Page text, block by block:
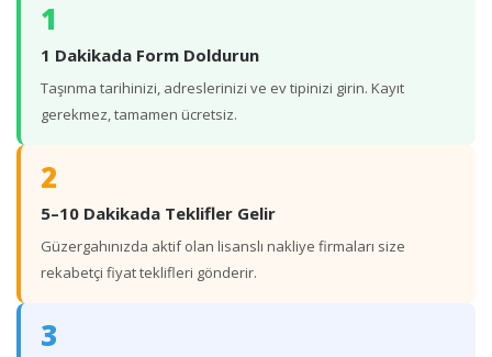
1
1 Dakikada Form Doldurun
Taşınma tarihinizi, adreslerinizi ve ev tipinizi girin. Kayıt
gerekmez, tamamen ücretsiz.
2
5–10 Dakikada Teklifler Gelir
Güzergahınızda aktif olan lisanslı nakliye firmaları size
rekabetçi fiyat teklifleri gönderir.
3